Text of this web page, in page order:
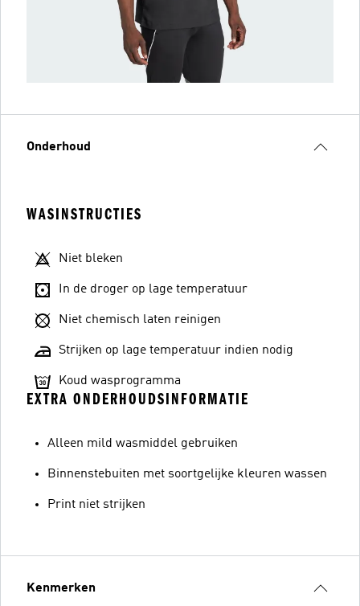
Onderhoud
WASINSTRUCTIES
Niet bleken
In de droger op lage temperatuur
Niet chemisch laten reinigen
Strijken op lage temperatuur indien nodig
Koud wasprogramma
EXTRA ONDERHOUDSINFORMATIE
Alleen mild wasmiddel gebruiken
Binnenstebuiten met soortgelijke kleuren wassen
Print niet strijken
Kenmerken